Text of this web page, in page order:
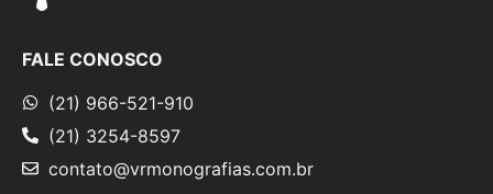
FALE CONOSCO
(21) 966-521-910
(21) 3254-8597
contato@vrmonografias.com.br